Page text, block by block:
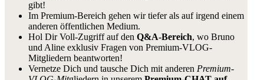
gibt!
Im Premium-Bereich gehen wir tiefer als auf irgend einem
anderen öffentlichen Medium.
Hol Dir Voll-Zugriff auf den Q&A-Bereich, wo Bruno
und Aline exklusiv Fragen von Premium-VLOG-
Mitgliedern beantworten!
Vernetze Dich und tausche Dich mit anderen Premium-